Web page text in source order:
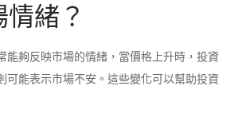
緒？
能夠反映市場的情緒，當價格上升時，投資
可能表示市場不安。這些變化可以幫助投資